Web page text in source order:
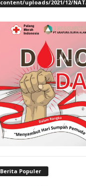
content/uploads/2021/12/
Berita Populer